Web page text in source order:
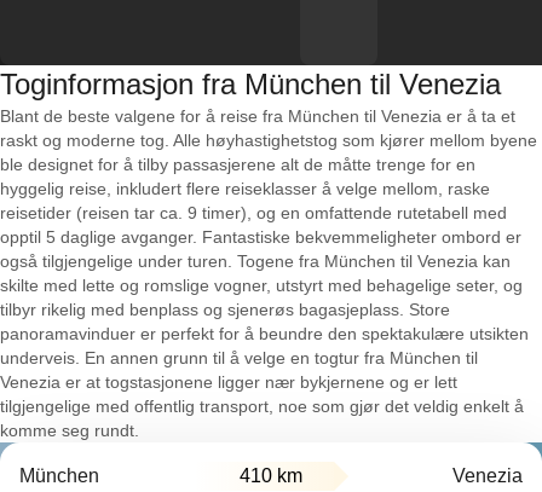
Toginformasjon fra München til Venezia
Blant de beste valgene for å reise fra München til Venezia er å ta et
raskt og moderne tog. Alle høyhastighetstog som kjører mellom byene
ble designet for å tilby passasjerene alt de måtte trenge for en
hyggelig reise, inkludert flere reiseklasser å velge mellom, raske
reisetider (reisen tar ca. 9 timer), og en omfattende rutetabell med
opptil 5 daglige avganger. Fantastiske bekvemmeligheter ombord er
også tilgjengelige under turen. Togene fra München til Venezia kan
skilte med lette og romslige vogner, utstyrt med behagelige seter, og
tilbyr rikelig med benplass og sjenerøs bagasjeplass. Store
panoramavinduer er perfekt for å beundre den spektakulære utsikten
underveis. En annen grunn til å velge en togtur fra München til
Venezia er at togstasjonene ligger nær bykjernene og er lett
tilgjengelige med offentlig transport, noe som gjør det veldig enkelt å
komme seg rundt.
München 410 km Venezia